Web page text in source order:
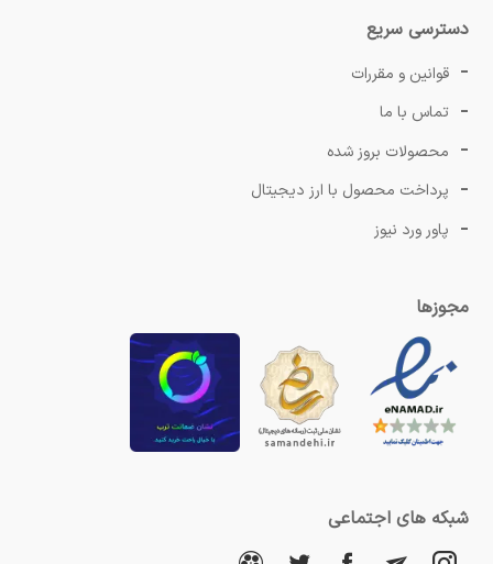
دسترسی سریع
قوانین و مقررات
تماس با ما
محصولات بروز شده
پرداخت محصول با ارز دیجیتال
پاور ورد نیوز
مجوزها
شبکه های اجتماعی